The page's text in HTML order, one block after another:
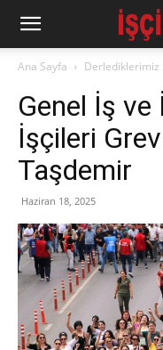
Ana Sayfa Derlediklerimiz
Genel İş ve
İşçileri
Taşdemir
Haziran 18, 2025